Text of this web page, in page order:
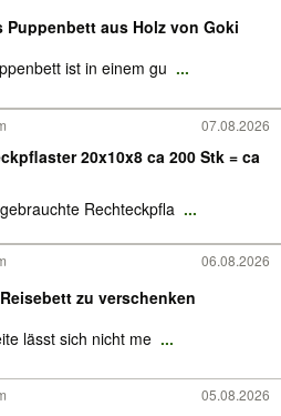
Weißes Puppenbett aus Holz von Goki
ist in einem gu ...
07.08.2026
20x10x8 ca 200 Stk = ca
Rechteckpfla ...
06.08.2026
zu verschenken
lässt sich nicht me ...
05.08.2026